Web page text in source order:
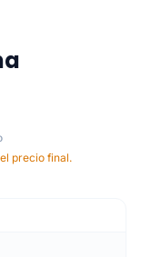
precio final.